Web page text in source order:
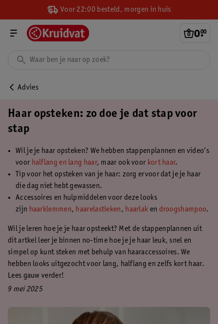
Voor 22:00 besteld, morgen in huis
0.
00
Advies
Haar opsteken: zo doe je dat stap voor
stap
Wil je je haar opsteken? We hebben stappenplannen en video’s
voor halflang en lang haar, maar ook voor kort haar.
Tip voor het opsteken van je haar: zorg ervoor dat je je haar
die dag niet hebt gewassen.
Accessoires en hulpmiddelen voor deze looks
zijn haarklemmen, haarelastieken, haarlak en droogshampoo.
Wil je leren hoe je je haar opsteekt? Met de stappenplannen uit
dit artkel leer je binnen no-time hoe je je haar leuk, snel en
simpel op kunt steken met behulp van haaraccessoires. We
hebben looks uitgezocht voor lang, halflang en zelfs kort haar.
Lees gauw verder!
9 mei 2025